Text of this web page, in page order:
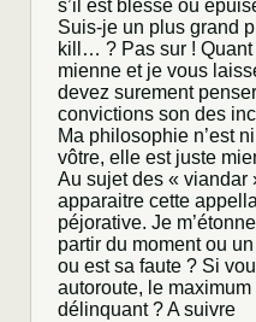
s’il est blessé ou
Suis-je un plus grand
kill… ? Pas sur !
mienne et je vous
devez surement
convictions son des
Ma philosophie n’est
vôtre, elle est juste
Au sujet des « viandar
apparaitre cette
péjorative. Je
partir du moment ou
ou est sa faute ? Si
autoroute, le
délinquant ? A suivre